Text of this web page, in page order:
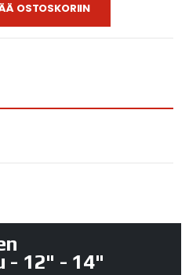
OSTOSKORIIN
- 12" - 14"